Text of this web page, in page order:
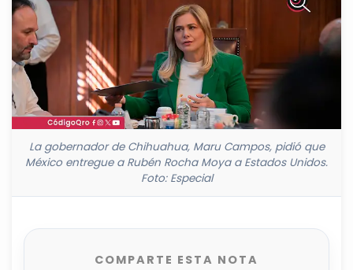
La gobernador de Chihuahua, Maru Campos, pidió que
México entregue a Rubén Rocha Moya a Estados Unidos.
Foto: Especial
COMPARTE ESTA NOTA